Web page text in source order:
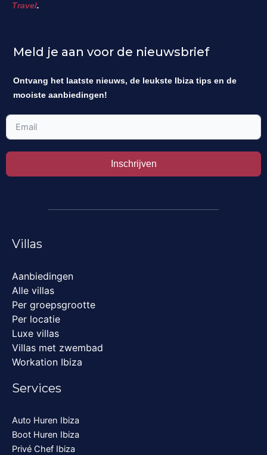
Travel.
Meld je aan voor de nieuwsbrief
Ontvang het laatste nieuws, de leukste Ibiza tips en de
mooiste aanbiedingen!
Inschrijven
Villas
Aanbiedingen
Alle villas
Per groepsgrootte
Per locatie
Luxe villas
Villas met zwembad
Workation Ibiza
Services
Auto Huren Ibiza
Boot Huren Ibiza
Privé Chef Ibiza